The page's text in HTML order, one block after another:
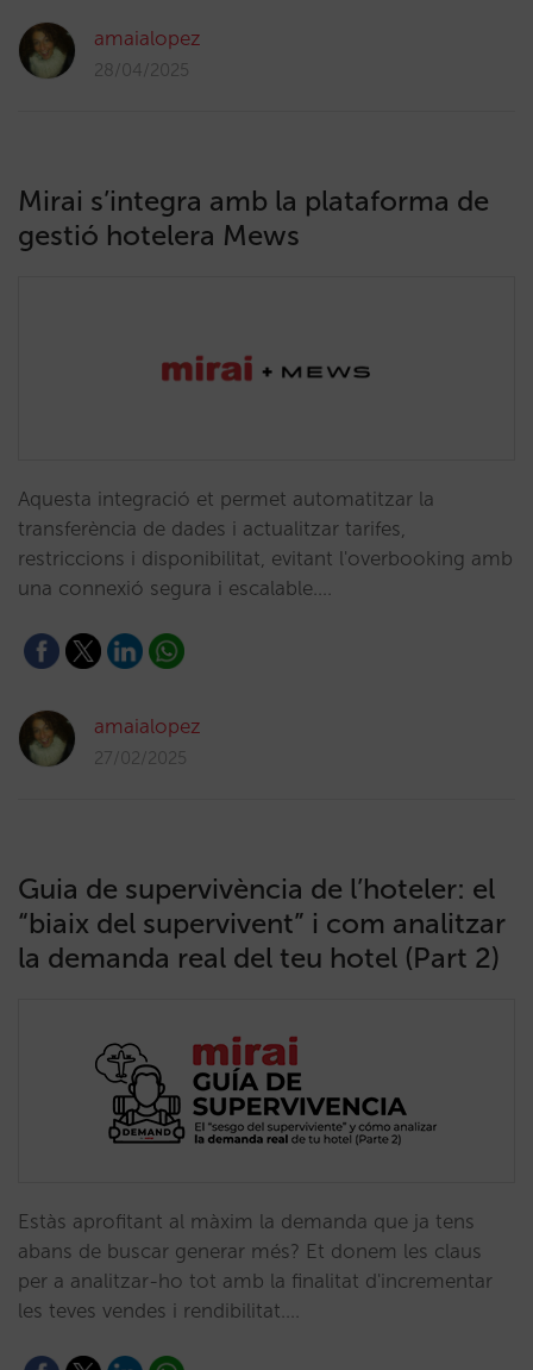
amaialopez
28/04/2025
Mirai s’integra amb la plataforma de
gestió hotelera Mews
Aquesta integració et permet automatitzar la
transferència de dades i actualitzar tarifes,
restriccions i disponibilitat, evitant l'overbooking amb
una connexió segura i escalable.…
amaialopez
27/02/2025
Guia de supervivència de l’hoteler: el
“biaix del supervivent” i com analitzar
la demanda real del teu hotel (Part 2)
Estàs aprofitant al màxim la demanda que ja tens
abans de buscar generar més? Et donem les claus
per a analitzar-ho tot amb la finalitat d'incrementar
les teves vendes i rendibilitat.…